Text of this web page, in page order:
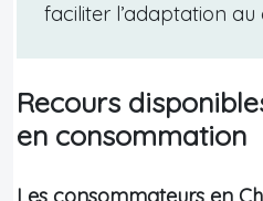
faciliter l’adaptation
Recours
en consommation
Les consommateurs en